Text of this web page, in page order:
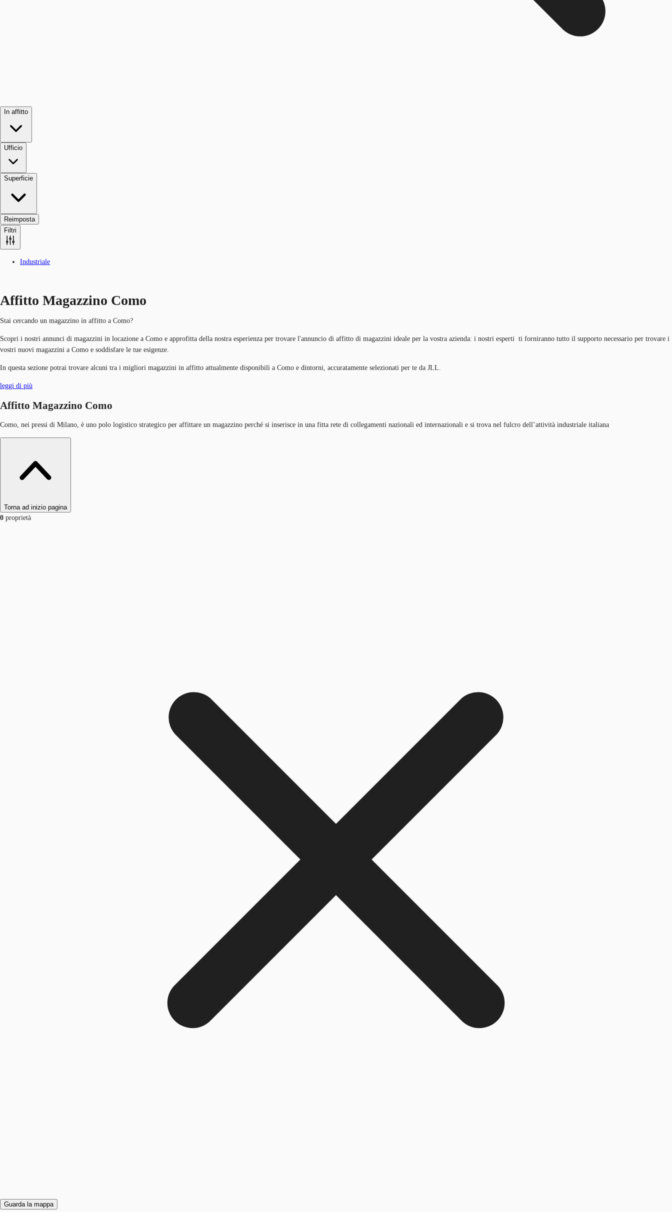
In affitto
Ufficio
Superficie
Reimposta
Filtri
Industriale
Affitto Magazzino Como
Stai cercando un magazzino in affitto a Como?
Scopri i nostri annunci di magazzini in locazione a Como e approfitta della nostra esperienza per trovare l'annuncio di affitto di magazzini ideale per la vostra azienda: i nostri esperti ti forniranno tutto il supporto necessario per trovare i
vostri nuovi magazzini a Como e soddisfare le tue esigenze.
In questa sezione potrai trovare alcuni tra i migliori magazzini in affitto attualmente disponibili a Como e dintorni, accuratamente selezionati per te da JLL.
leggi di più
Affitto Magazzino Como
Como, nei pressi di Milano, è uno polo logistico strategico per affittare un magazzino perché si inserisce in una fitta rete di collegamenti nazionali ed internazionali e si trova nel fulcro dell’attività industriale italiana
Torna ad inizio pagina
0 proprietà
Guarda la mappa